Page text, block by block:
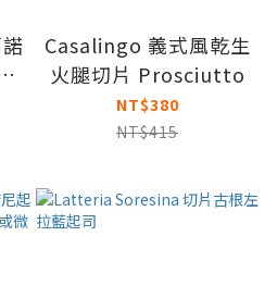
Casalingo 義式風乾生
火腿切片 Prosciutto
NT$380
NT$415